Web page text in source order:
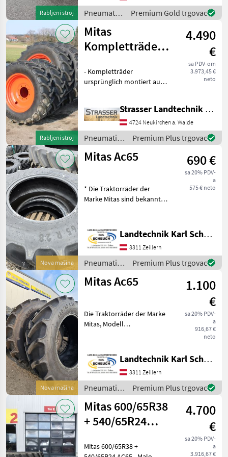
Rabljeni stroj
kompletne kotače u C
Pneumatici/
Gume/
Naplatci /
Mitas
Premium Gold trgovac
Rabljeni stroj
Mitas
Kompletträder
380/70 R28 für
Claas
4.490
€
sa PDV-om
3.973,45 €
neto
- Kompletträder
ursprünglich montiert auf
mm Nabenloch -
Einpresstiefe 115m -
Lochkreis vorne: 8x276 mm
mit 22
Strasser Landtechnik GmbH
4724 Neukirchen a. Walde
Pneumatici/
Gume/
Naplatci /
Premium Plus trgovac
Nova mašina
Mitas Ac65 690 €
sa 20% PDV-
a
575 € neto
* Die Traktorräder der
Marke Mitas sind bekannt
hervorragende Leistung in
verschiedenen
landwirtschaftlichen
Anwendungen
Landtechnik Karl Scheuch
3311 Zeillern
Pneumatici/
Gume/
Naplatci /
Premium Plus trgovac
Nova mašina
Mitas Ac65
1.100
€
sa 20% PDV-
a
916,67 €
neto
Die Traktorräder der Marke
Mitas, Modell
Traktoren konzipiert und
zeichnen sich durch ihre
hohe Leistungsfähigkeit
und
Landtechnik Karl Scheuch
3311 Zeillern
Pneumatici/
Gume/
Naplatci /
Mitas
Premium Plus trgovac
Mitas 600/65R38
+ 540/65R24
4.700
€
sa 20% PDV-
a
3.916,67 €
Mitas 600/65R38 +